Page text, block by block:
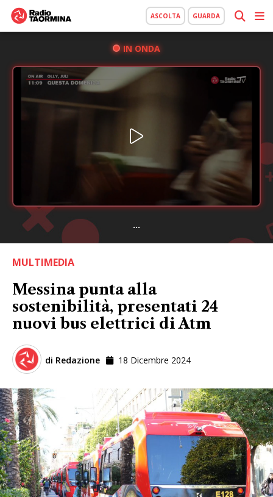
ASCOLTA GUARDA
IN ONDA
...
MULTIMEDIA
Messina punta alla
sostenibilità, presentati 24
nuovi bus elettrici di Atm
di Redazione 18 Dicembre 2024